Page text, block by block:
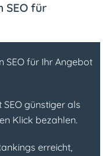
SEO für
SEO für Ihr Angebot
günstiger als
Klick bezahlen.
erreicht,